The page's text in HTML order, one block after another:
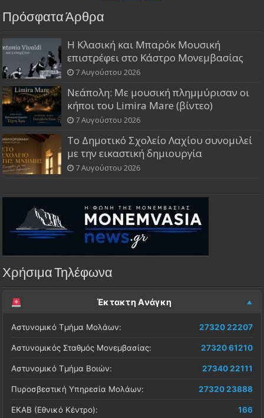
Πρόσφατα Άρθρα
Η Κλασική και Μπαρόκ Μουσική
επιστρέφει στο Κάστρο Μονεμβασίας
7 Αυγούστου 2026
Νεάπολη: Με μουσική πλημμύρισαν οι
κήποι του Limira Mare (βίντεο)
7 Αυγούστου 2026
Το Δημοτικό Σχολείο Λαχίου συνομιλεί
με την εικαστική δημιουργία
7 Αυγούστου 2026
Χρήσιμα Τηλέφωνα
Έκτακτη Ανάγκη
Αστυνομικό Τμήμα Μολάων: 27320 22207
Αστυνομικός Σταθμός Μονεμβασίας: 27320 61210
Αστυνομικό Τμήμα Βοιών: 27340 22111
Πυροσβεστική Υπηρεσία Μολάων: 27320 23888
ΕΚΑΒ (Εθνικό Κέντρο): 166